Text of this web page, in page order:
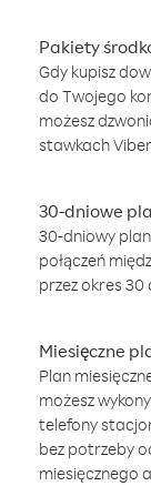
Pakiety
Gdy kupisz
do Twojego
możesz
stawkach
30-dniowe
30-dniowy
połączeń
przez okres 30
Miesięczne
Plan
możesz
telefony
bez potrzeby
miesięcznego